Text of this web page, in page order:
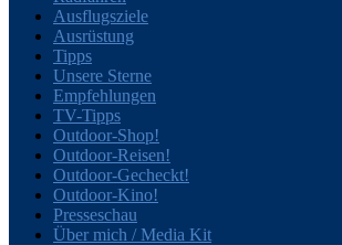
Ausflugsziele
Ausrüstung
Tipps
Unsere Sterne
Empfehlungen
TV-Tipps
Outdoor-Shop!
Outdoor-Reisen!
Outdoor-Gecheckt!
Outdoor-Kino!
Presseschau
Über mich / Media Kit